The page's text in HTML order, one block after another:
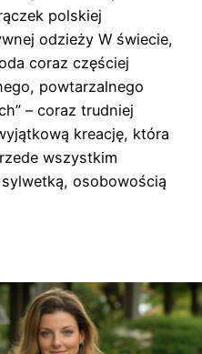
polskiej
odzieży W świecie,
coraz częściej
powtarzalnego
– coraz trudniej
kreację, która
wszystkim
osobowością